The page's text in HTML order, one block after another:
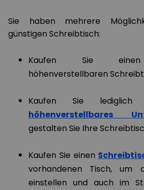
Sie haben mehrere
günstigen Schreibtisch:
Kaufen Sie einen
höhenverstellbaren
Kaufen Sie
höhenverstellbares
gestalten Sie Ihre
Kaufen Sie einen
vorhandenen Tisch, um
einstellen und auch im